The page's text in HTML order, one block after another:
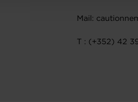
Mail:
T : (+352) 42